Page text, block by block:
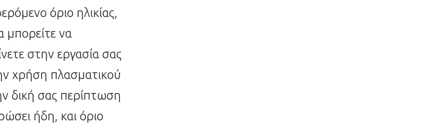
όριο ηλικίας,
μπορείτε να
στην εργασία σας
χρήση πλασματικού
δική σας περίπτωση
ήδη, και όριο